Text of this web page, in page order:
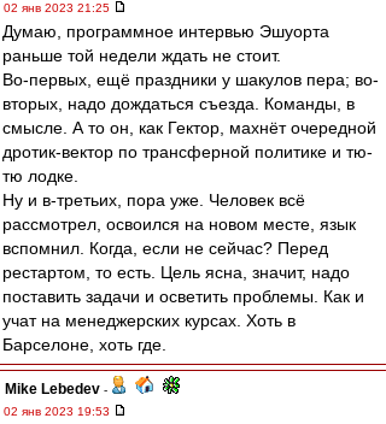
02 янв 2023 21:25
Думаю, программное интервью Эшуорта
раньше той недели ждать не стоит.
Во-первых, ещё праздники у шакулов пера; во-
вторых, надо дождаться съезда. Команды, в
смысле. А то он, как Гектор, махнёт очередной
дротик-вектор по трансферной политике и тю-
тю лодке.
Ну и в-третьих, пора уже. Человек всё
рассмотрел, освоился на новом месте, язык
вспомнил. Когда, если не сейчас? Перед
рестартом, то есть. Цель ясна, значит, надо
поставить задачи и осветить проблемы. Как и
учат на менеджерских курсах. Хоть в
Барселоне, хоть где.
Mike Lebedev -
02 янв 2023 19:53